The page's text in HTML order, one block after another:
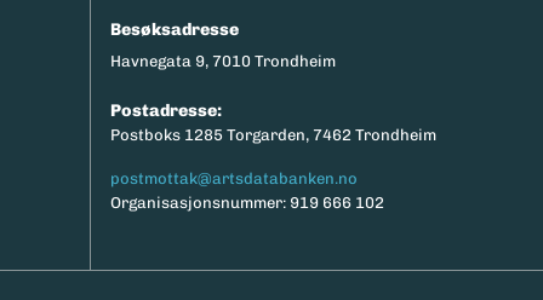
Besøksadresse
Havnegata 9, 7010 Trondheim
Postadresse:
Postboks 1285 Torgarden, 7462 Trondheim
postmottak@artsdatabanken.no
Organisasjonsnummer: 919 666 102